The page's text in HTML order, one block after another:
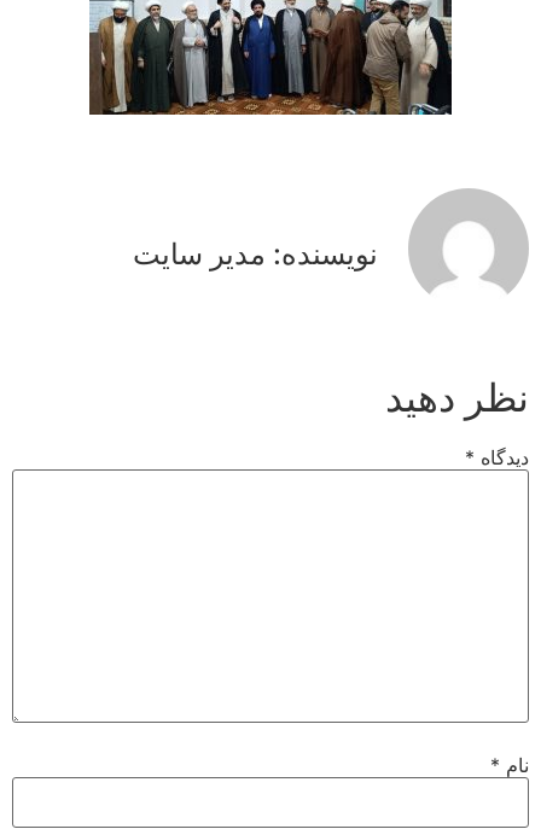
نویسنده: مدیر سایت
نظر دهید
دیدگاه*
نام*